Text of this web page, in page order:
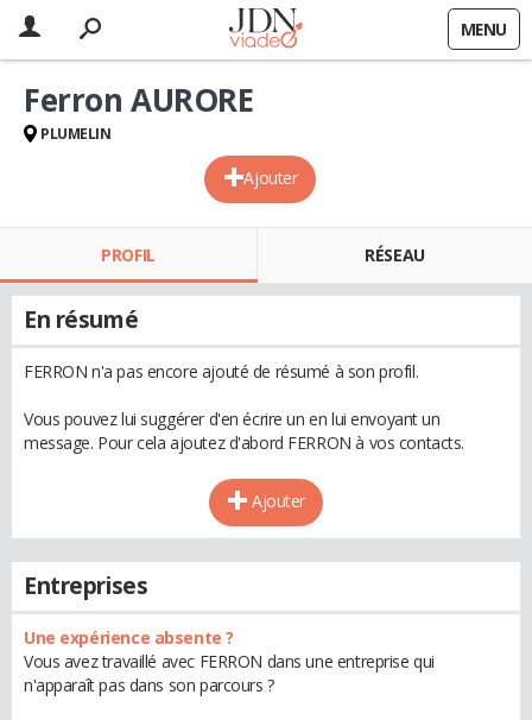
MENU
Ajouter
Ferron AURORE
PLUMELIN
PROFIL RÉSEAU
En résumé
FERRON n'a pas encore ajouté de résumé à son profil.
Vous pouvez lui suggérer d'en écrire un en lui envoyant un
message. Pour cela ajoutez d'abord FERRON à vos contacts.
Ajouter
Entreprises
Une expérience absente ?
Vous avez travaillé avec FERRON dans une entreprise qui
n'apparaît pas dans son parcours ?